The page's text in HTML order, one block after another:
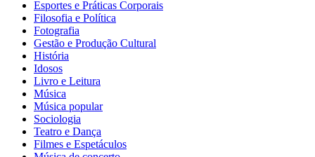
Esportes e Práticas Corporais
Filosofia e Política
Fotografia
Gestão e Produção Cultural
História
Idosos
Livro e Leitura
Música
Música popular
Sociologia
Teatro e Dança
Filmes e Espetáculos